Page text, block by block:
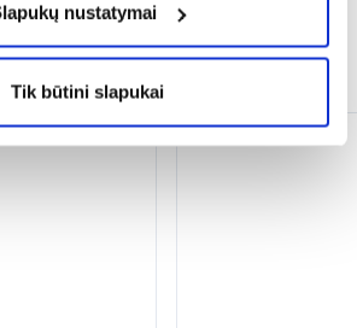
nustatymai
Tik būtini slapukai